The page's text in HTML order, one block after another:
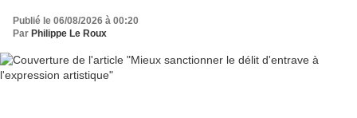
Publié le 06/08/2026 à 00:20
Par Philippe Le Roux